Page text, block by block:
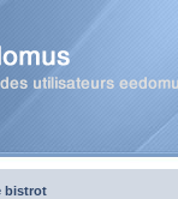
bistrot